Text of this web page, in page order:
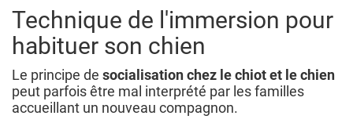
Technique de l'immersion pour
habituer son chien
Le principe de socialisation chez le chiot et le chien
peut parfois être mal interprété par les familles
accueillant un nouveau compagnon.